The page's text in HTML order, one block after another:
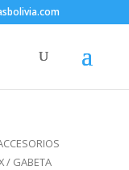
/ GABETA